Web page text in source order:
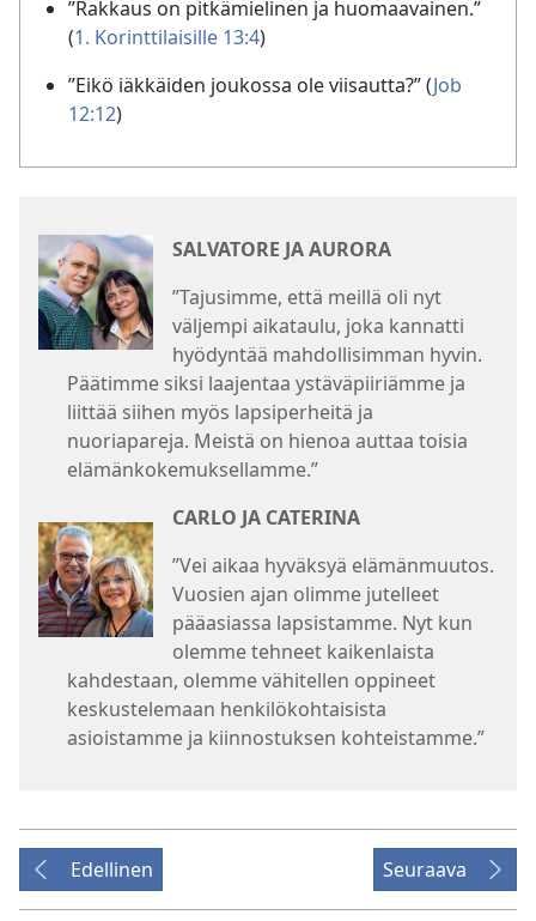
”Rakkaus on pitkämielinen ja huomaavainen.”
(1. Korinttilaisille 13:4)
”Eikö iäkkäiden joukossa ole viisautta?” (Job
12:12)
SALVATORE JA AURORA
”Tajusimme, että meillä oli nyt
väljempi aikataulu, joka kannatti
hyödyntää mahdollisimman hyvin.
Päätimme siksi laajentaa ystäväpiiriämme ja
liittää siihen myös lapsiperheitä ja
nuoriapareja. Meistä on hienoa auttaa toisia
elämänkokemuksellamme.”
CARLO JA CATERINA
”Vei aikaa hyväksyä elämänmuutos.
Vuosien ajan olimme jutelleet
pääasiassa lapsistamme. Nyt kun
olemme tehneet kaikenlaista
kahdestaan, olemme vähitellen oppineet
keskustelemaan henkilökohtaisista
asioistamme ja kiinnostuksen kohteistamme.”
Edellinen Seuraava